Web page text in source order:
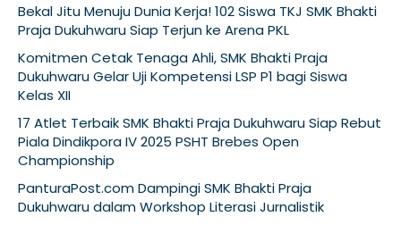
Bekal Jitu Menuju Dunia Kerja! 102 Siswa TKJ SMK Bhakti
Praja Dukuhwaru Siap Terjun ke Arena PKL
Komitmen Cetak Tenaga Ahli, SMK Bhakti Praja
Dukuhwaru Gelar Uji Kompetensi LSP P1 bagi Siswa
Kelas XII
17 Atlet Terbaik SMK Bhakti Praja Dukuhwaru Siap Rebut
Piala Dindikpora IV 2025 PSHT Brebes Open
Championship
PanturaPost.com Dampingi SMK Bhakti Praja
Dukuhwaru dalam Workshop Literasi Jurnalistik